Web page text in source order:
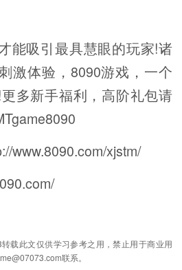
能吸引最具慧眼的玩家!诸
激体验，8090游戏，一个
多新手福利，高阶礼包请
www.8090.com/xjstm/
载此文仅供学习参考之用，禁止用于商业用
联系。